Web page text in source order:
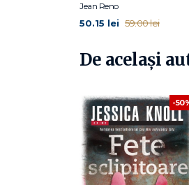
Jean Reno
50.15 lei 59.00 lei
De același
-